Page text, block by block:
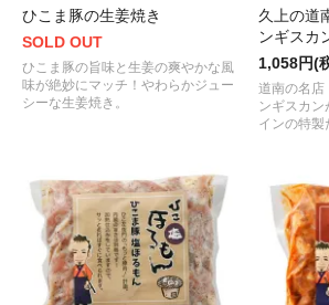
ひこま豚の生姜焼き
SOLD OUT
ひこま豚の旨味と生姜の爽やかな風
味が絶妙にマッチ！やわらかジュー
シーな生姜焼き。
久上の道
ンギスカ
1,058円(
道南の名店
ンギスカ
インの特製